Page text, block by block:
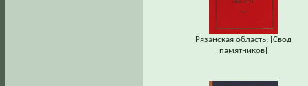
Рязанская область: [Свод
памятников]